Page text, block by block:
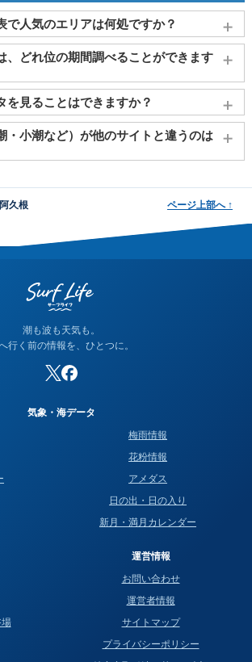
で人気のエリアは何処ですか？
、 志布志、屋久島(一湊) 、 与論島(茶花)がよ
。
、どれ位の期間調べることができます
の16年間分の潮汐情報や日の出・日の入りを
す。視覚的に分かり易くタイドグラフで、
報も合わせて確認することができます。
を見ることはできますか？
せんが、過去の波高データ（波の高さ）に
おりません。
・小潮など）が他のサイトと違うのは
う統一された公的な定義はありません。そ
用する計算方式によって、境界にあたる日
そのサイトが別の方式を使っている可能性
阿久根 ページ上部へ ↑
潮も波も天気も。
行く前の情報を、ひとつに。
気象・海データ
梅雨情報
花粉情報
アメダス
日の出・日の入り
新月・満月カレンダー
運営情報
お問い合わせ
運営者情報
サイトマップ
プライバシーポリシー